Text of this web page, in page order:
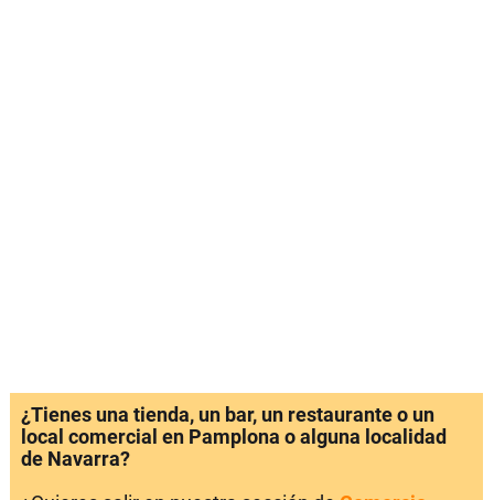
¿Tienes una tienda, un bar, un restaurante o un
local comercial en Pamplona o alguna localidad
de Navarra?